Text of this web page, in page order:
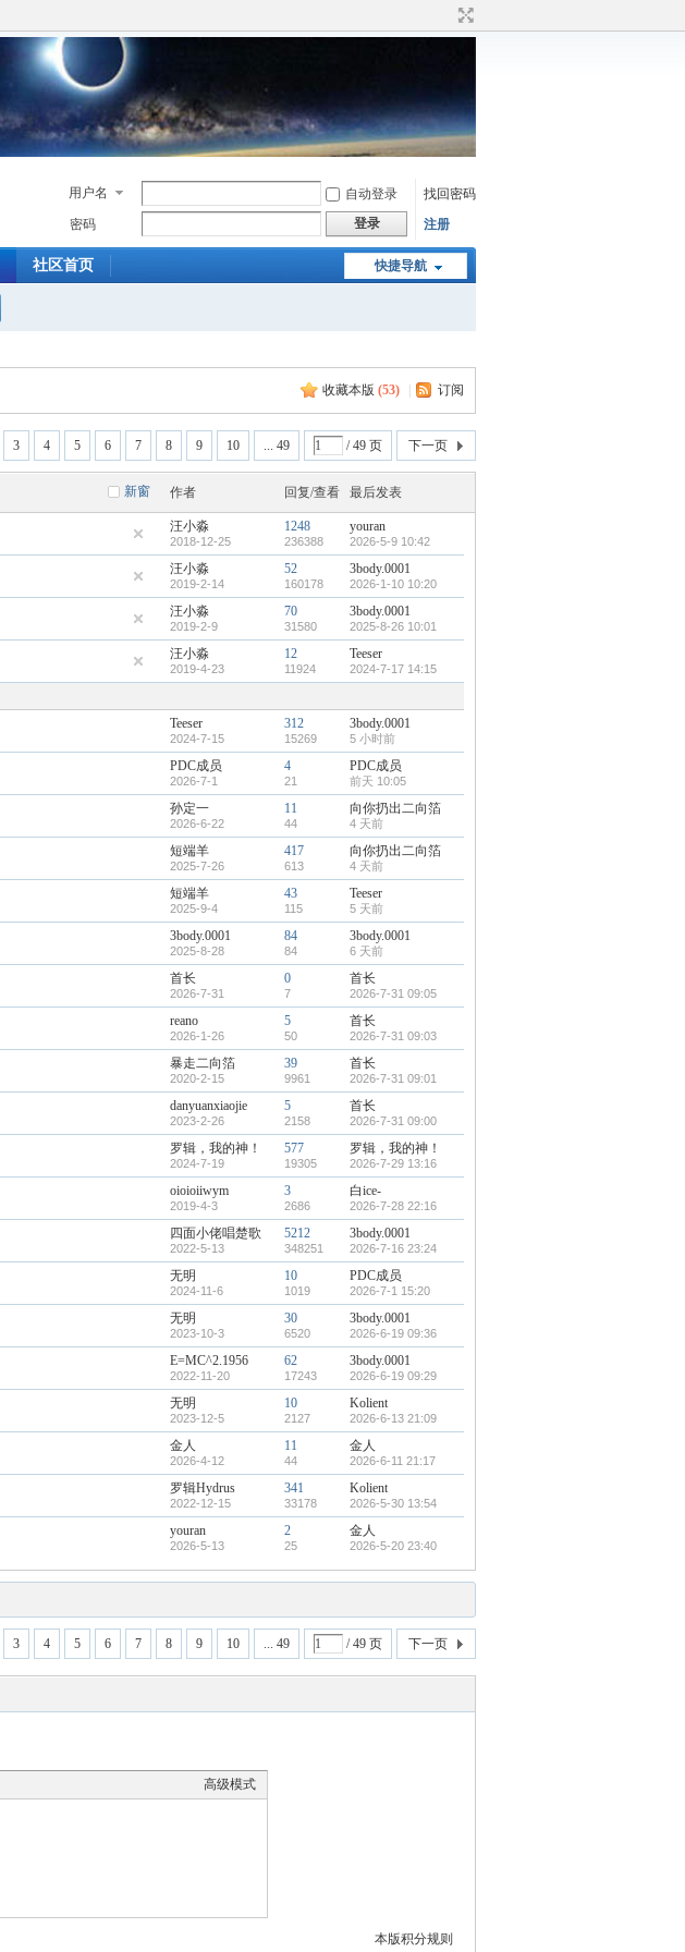
用户名 自动登录
找回密码
密码
登录 注册
快捷导航
社区首页
收藏本版 (53) 订阅
3 4 5 6 7 8 9 10 ... 49 / 49 页 下一页
新窗 作者 回复/查看 最后发表
汪小淼
2018-12-25
1248
236388
youran
2026-5-9 10:42
汪小淼
2019-2-14
52
160178
3body.0001
2026-1-10 10:20
汪小淼
2019-2-9
70
31580
3body.0001
2025-8-26 10:01
汪小淼
2019-4-23
12
11924
Teeser
2024-7-17 14:15
Teeser
2024-7-15
312
15269
3body.0001
5 小时前
PDC成员
2026-7-1
4
21
PDC成员
前天 10:05
孙定一
2026-6-22
11
44
向你扔出二向箔
4 天前
短端羊
2025-7-26
417
613
向你扔出二向箔
4 天前
短端羊
2025-9-4
43
115
Teeser
5 天前
3body.0001
2025-8-28
84
84
3body.0001
6 天前
首长
2026-7-31
0
7
首长
2026-7-31 09:05
reano
2026-1-26
5
50
首长
2026-7-31 09:03
暴走二向箔
2020-2-15
39
9961
首长
2026-7-31 09:01
danyuanxiaojie
2023-2-26
5
2158
首长
2026-7-31 09:00
罗辑，我的神！
2024-7-19
577
19305
罗辑，我的神！
2026-7-29 13:16
oioioiiwym
2019-4-3
3
2686
白ice-
2026-7-28 22:16
四面小佬唱楚歌
2022-5-13
5212
348251
3body.0001
2026-7-16 23:24
无明
2024-11-6
10
1019
PDC成员
2026-7-1 15:20
无明
2023-10-3
30
6520
3body.0001
2026-6-19 09:36
E=MC^2.1956
2022-11-20
62
17243
3body.0001
2026-6-19 09:29
无明
2023-12-5
10
2127
Kolient
2026-6-13 21:09
金人
2026-4-12
11
44
金人
2026-6-11 21:17
罗辑Hydrus
2022-12-15
341
33178
Kolient
2026-5-30 13:54
youran
2026-5-13
2
25
金人
2026-5-20 23:40
3 4 5 6 7 8 9 10 ... 49 / 49 页 下一页
高级模式
本版积分规则